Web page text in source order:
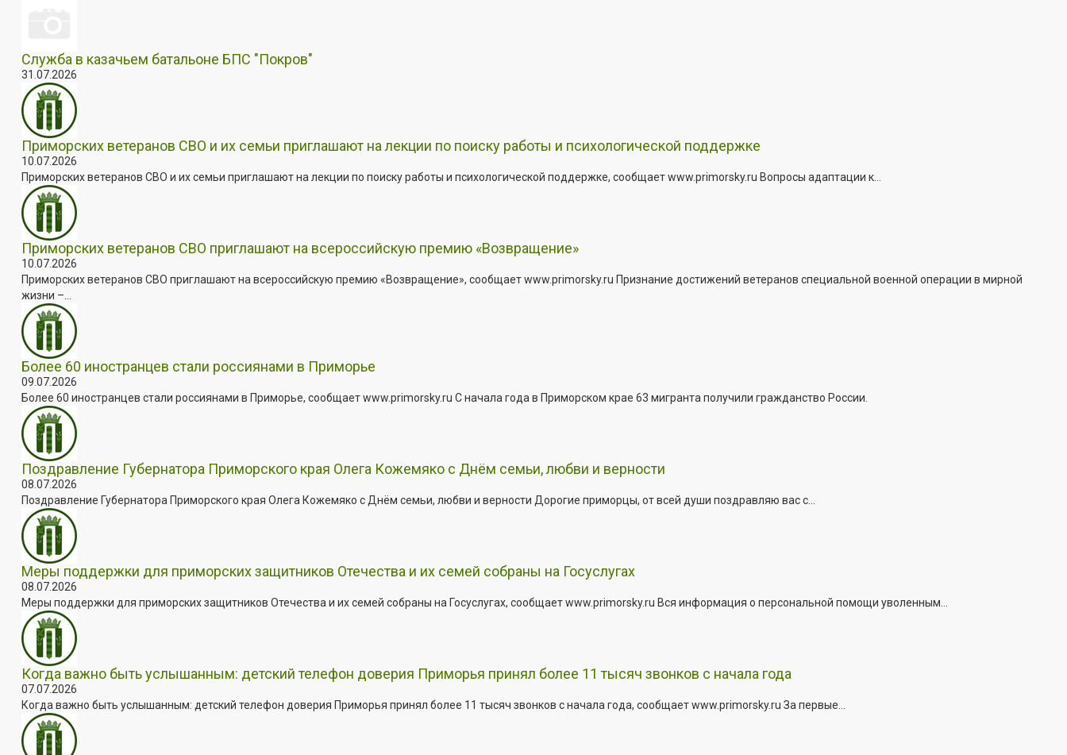
Служба в казачьем батальоне БПС "Покров"
31.07.2026
Приморских ветеранов СВО и их семьи приглашают на лекции по поиску работы и психологической поддержке
10.07.2026
Приморских ветеранов СВО и их семьи приглашают на лекции по поиску работы и психологической поддержке, сообщает www.primorsky.ru Вопросы адаптации к...
Приморских ветеранов СВО приглашают на всероссийскую премию «Возвращение»
10.07.2026
Приморских ветеранов СВО приглашают на всероссийскую премию «Возвращение», сообщает www.primorsky.ru Признание достижений ветеранов специальной военной операции в мирной
жизни –...
Более 60 иностранцев стали россиянами в Приморье
09.07.2026
Более 60 иностранцев стали россиянами в Приморье, сообщает www.primorsky.ru С начала года в Приморском крае 63 мигранта получили гражданство России.
Поздравление Губернатора Приморского края Олега Кожемяко с Днём семьи, любви и верности
08.07.2026
Поздравление Губернатора Приморского края Олега Кожемяко с Днём семьи, любви и верности Дорогие приморцы, от всей души поздравляю вас с...
Меры поддержки для приморских защитников Отечества и их семей собраны на Госуслугах
08.07.2026
Меры поддержки для приморских защитников Отечества и их семей собраны на Госуслугах, сообщает www.primorsky.ru Вся информация о персональной помощи уволенным...
Когда важно быть услышанным: детский телефон доверия Приморья принял более 11 тысяч звонков с начала года
07.07.2026
Когда важно быть услышанным: детский телефон доверия Приморья принял более 11 тысяч звонков с начала года, сообщает www.primorsky.ru За первые...